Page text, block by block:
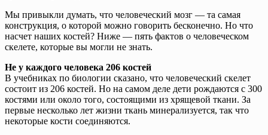
Мы привыкли думать, что человеческий мозг — та самая
конструкция, о которой можно говорить бесконечно. Но что
насчет наших костей? Ниже — пять фактов о человеческом
скелете, которые вы могли не знать.
Не у каждого человека 206 костей
В учебниках по биологии сказано, что человеческий скелет
состоит из 206 костей. Но на самом деле дети рождаются с 300
костями или около того, состоящими из хрящевой ткани. За
первые несколько лет жизни ткань минерализуется, так что
некоторые кости соединяются.